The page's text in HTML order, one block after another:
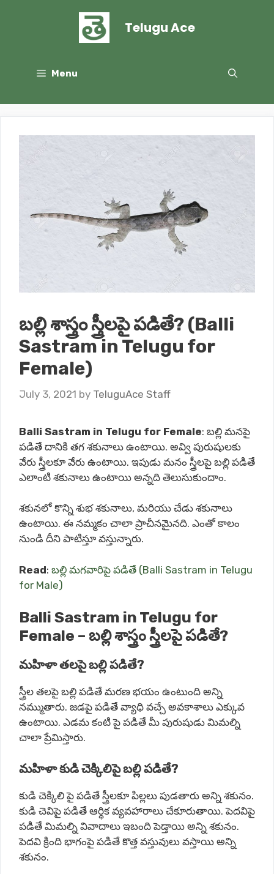
Telugu Ace
Menu
బల్లి శాస్త్రం స్త్రీలపై పడితే? (Balli
Sastram in Telugu for
Female)
July 3, 2021 by TeluguAce Staff
Balli Sastram in Telugu for Female: బల్లి మనపై
పడితే దానికి తగ శకునాలు ఉంటాయి. అవ్వి పురుషులకు
వేరు స్త్రీలకూ వేరు ఉంటాయి. ఇపుడు మనం స్త్రీలపై బల్లి పడితే
ఎలాంటి శకునాలు ఉంటాయి అన్నది తెలుసుకుందాం.
శకునలో కొన్ని శుభ శకునాలు, మరియు చేడు శకునాలు
ఉంటాయి. ఈ నమ్మకం చాలా ప్రాచీనమైనది. ఎంతో కాలం
నుండి దీని పాటిస్తూ వస్తున్నారు.
Read: బల్లి మగవారిపై పడితే (Balli Sastram in Telugu
for Male)
Balli Sastram in Telugu for
Female – బల్లి శాస్త్రం స్త్రీలపై పడితే?
మహిళా తలపై బల్లి పడితే?
స్త్రీల తలపై బల్లి పడితే మరణ భయం ఉంటుంది అన్ని
నమ్ముతారు. జడపై పడితే వ్యాధి వచ్చే అవకాశాలు ఎక్కువ
ఉంటాయి. ఎడమ కంటి పై పడితే మీ పురుషుడు మిమల్ని
చాలా ప్రేమిస్తారు.
మహిళా కుడి చెక్కిలిపై బల్లి పడితే?
కుడి చెక్కిలి పై పడితే స్త్రీలకూ పిల్లలు పుడతారు అన్ని శకునం.
కుడి చెవిపై పడితే ఆర్ధిక వ్యవహారాలు చేకూరుతాయి.పెదవిపై
పడితే మిమల్ని వివాదాలు ఇబంది పెడ్తాయి అన్ని శకునం.
పెదవి క్రింది భాగంపై పడితే కొత్త వస్తువులు వస్తాయి అన్ని
శకునం.